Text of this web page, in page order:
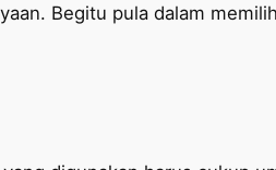
Begitu pula dalam